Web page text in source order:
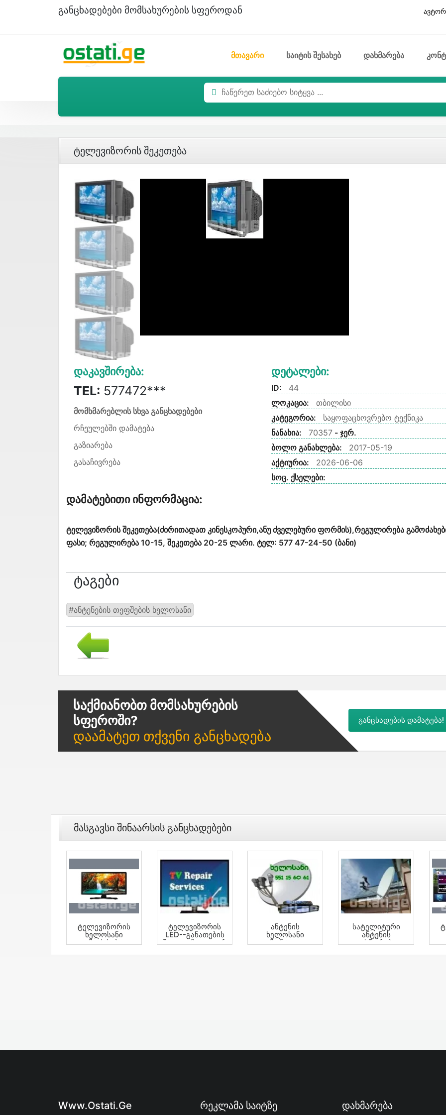
Განცხადებები Მომსახურების Სფეროდან
მთავარი საიტის შესახებ დახმარება
Ტელევიზორის Შეკეთება
Დაკავშირება:
TEL: 577472***
მომხმარებლის სხვა განცხადებები
რჩეულებში დამატება
გაზიარება
გასაჩივრება
Დეტალები:
ID:
44
ლოკაცია:
თბილისი
კატეგორია:
საყოფაცხოვრებო ტექნიკა
ნანახია:
70357- ჯერ.
ბოლო განახლება:
2017-05-19
აქტიურია:
2026-06-06
სოც. ქსელები:
Დამატებითი Ინფორმაცია:
ტელევიზორის შეკეთება(ძირითადათ კინესკოპური,ანუ ძველებური ფორმის),რეგულირება
ფასი; რეგულირება 10-15, შეკეთება 20-25 ლარი. ტელ: 577 47-24-50 (ბანი)
Ტაგები
#ანტენების თეფშების ხელოსანი
Საქმიანობთ Მომსახურების
Სფეროში?
Დაამატეთ Თქვენი Განცხადება
განცხადების დამატება!
Მასგავსი Შინაარსის Განცხადებები
Ტელევიზორის
Ხელოსანი
Გამოძახებით
Ტელევიზორის
LED--განათების
Შეცვლაზე --Გ Ა Რ
Ანტენის
Ხელოსანი
Მონტაჟი
Სატელიტური
Ანტენის
Გასწორება
Www.ostati.ge Რეკლამა Საიტზე Დახმარება